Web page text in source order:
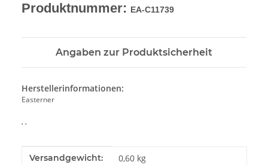
Produktnummer: EA-C11739
Angaben zur Produktsicherheit
Herstellerinformationen:
Easterner
, ,
Produkteigenschaft
Wert
Versandgewicht: 0,60 kg